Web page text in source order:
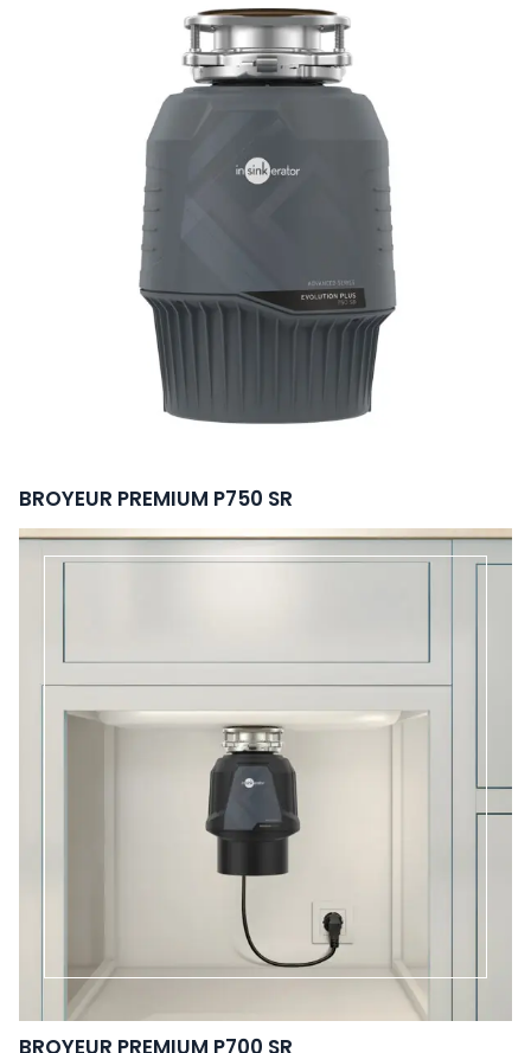
BROYEUR PREMIUM P750 SR
BROYEUR PREMIUM P700 SR